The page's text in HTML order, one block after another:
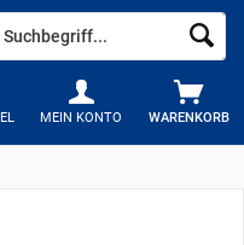
WARENKORB
MEIN KONTO